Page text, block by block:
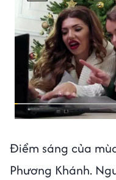
Điểm sáng của
Phương Khánh.